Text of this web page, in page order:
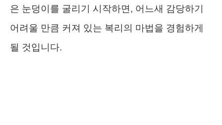
은 눈덩이를 굴리기 시작하면, 어느새 감당하기
어려울 만큼 커져 있는 복리의 마법을 경험하게
될 것입니다.